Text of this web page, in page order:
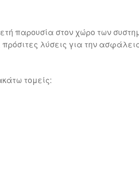
παρουσία στον χώρο των
λύσεις για την
τομείς: